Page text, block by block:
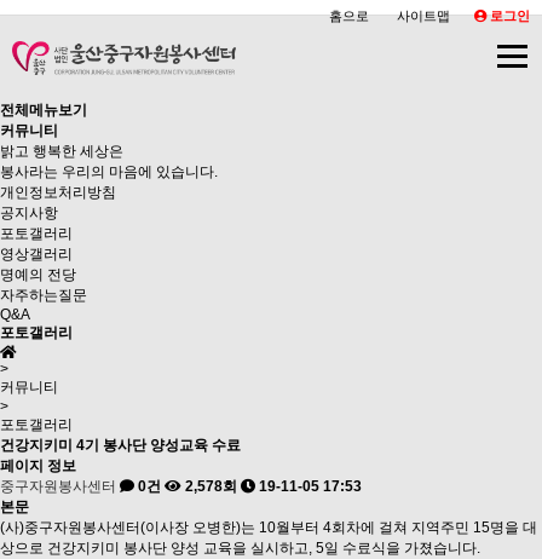
홈으로 사이트맵 로그인
전체메뉴보기
커뮤니티
밝고 행복한 세상은
봉사라는 우리의 마음에 있습니다.
개인정보처리방침
공지사항
포토갤러리
영상갤러리
명예의 전당
자주하는질문
Q&A
포토갤러리
>
커뮤니티
>
포토갤러리
건강지키미 4기 봉사단 양성교육 수료
페이지 정보
중구자원봉사센터
0건 2,578회
19-11-05 17:53
본문
(사)중구자원봉사센터(이사장 오병한)는 10월부터 4회차에 걸쳐 지역주민 15명을 대
상으로 건강지키미 봉사단 양성 교육을 실시하고, 5일 수료식을 가졌습니다.